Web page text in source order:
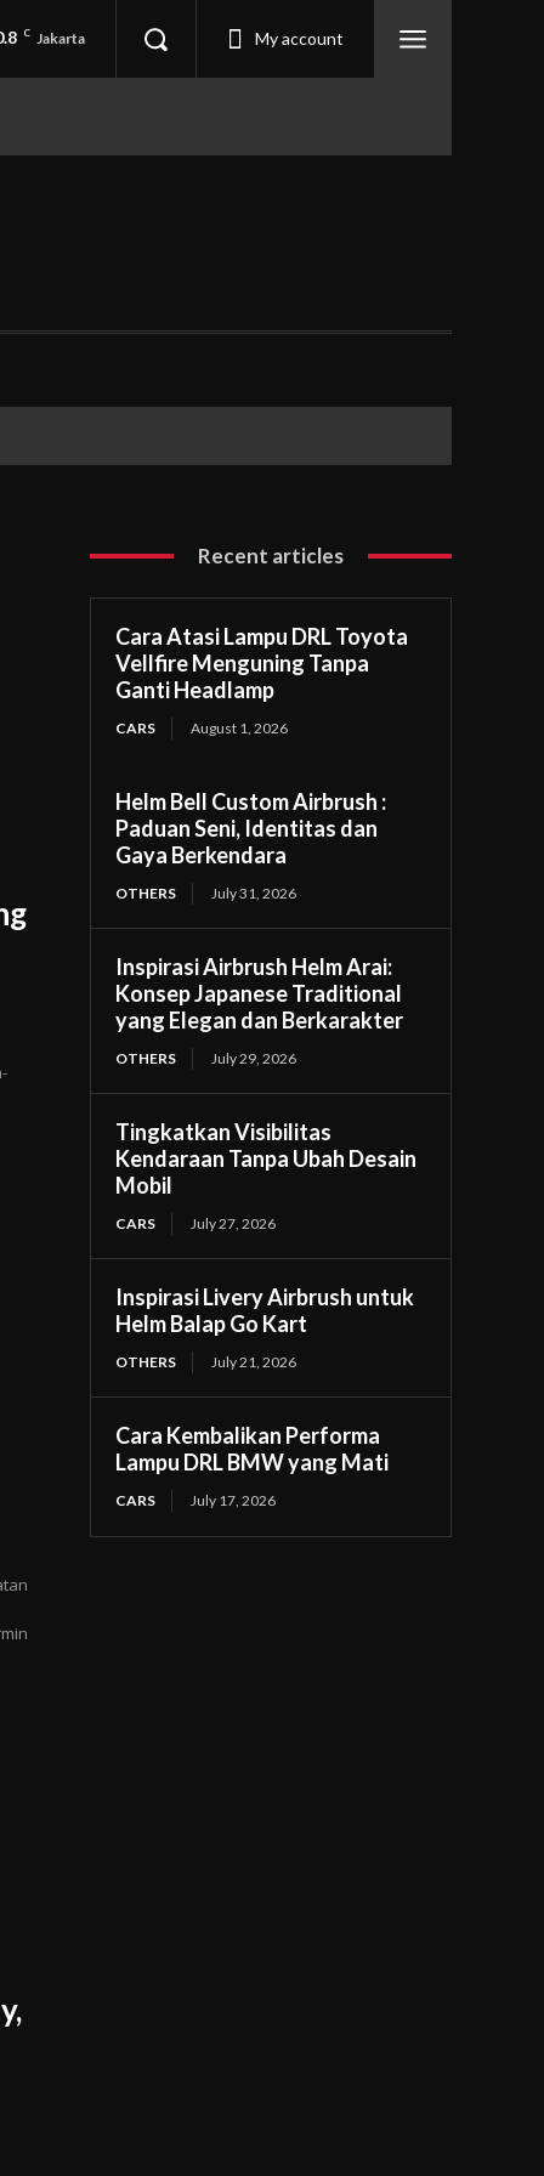
C Jakarta My account
Recent articles
Cara Atasi Lampu DRL Toyota
Vellfire Menguning Tanpa
Ganti Headlamp
CARS August 1, 2026
Helm Bell Custom Airbrush :
Paduan Seni, Identitas dan
Gaya Berkendara
OTHERS July 31, 2026
Inspirasi Airbrush Helm Arai:
Konsep Japanese Traditional
yang Elegan dan Berkarakter
OTHERS July 29, 2026
Tingkatkan Visibilitas
Kendaraan Tanpa Ubah Desain
Mobil
CARS July 27, 2026
Inspirasi Livery Airbrush untuk
Helm Balap Go Kart
OTHERS July 21, 2026
Cara Kembalikan Performa
Lampu DRL BMW yang Mati
CARS July 17, 2026